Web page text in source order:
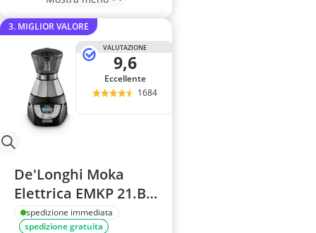
3. MIGLIOR VALORE
VALUTAZIONE
9,6
Eccellente
1684
De'Longhi Moka
Elettrica EMKP 21.B,
1-2 Tazze
spedizione immediata
spedizione gratuita